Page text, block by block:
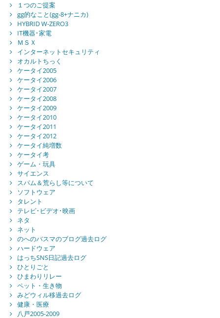
１つのご提案
gg的なこと(gg-8+ナニカ)
HYBRID W-ZERO3
IT機器･家電
ＭＳＸ
インターネットセキュリティ
オカルトちっく
ケータイ2005
ケータイ2006
ケータイ2007
ケータイ2008
ケータイ2009
ケータイ2010
ケータイ2011
ケータイ2012
ケータイ純増数
ケータイ考
ゲーム・玩具
サイエンス
スパム＆荒らし等について
ソフトウェア
タレント
テレビ･ビデオ･映画
ネタ
ネット
のへのバスマのブログ過去ログ
ハードウェア
はっちSNS日記過去ログ
ひとりごと
ひまわりリレー
ペット・生き物
みどウィル移過去ログ
健康・医療
八戸2005-2009